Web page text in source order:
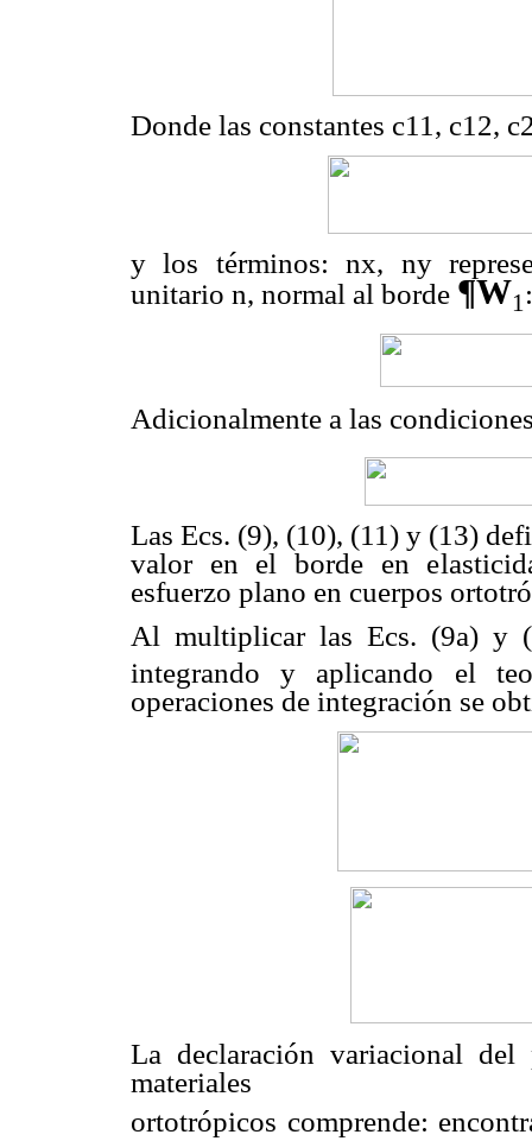
Donde las constantes c11, c12,
y los términos: nx, ny
unitario n, normal al borde ¶W1 :
Adicionalmente a las
Las Ecs. (9), (10), (11) y (13)
valor en el borde en
esfuerzo plano en cuerpos
Al multiplicar las Ecs. (9a) y
integrando y aplicando el
operaciones de integración se
La declaración variacional del
materiales
ortotrópicos comprende: